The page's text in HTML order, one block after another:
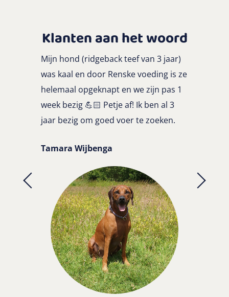
Klanten aan het woord
Mijn hond (ridgeback teef van 3 jaar)
was kaal en door Renske voeding is ze
helemaal opgeknapt en we zijn pas 1
week bezig 💪🏻 Petje af! Ik ben al 3
jaar bezig om goed voer te zoeken.
Tamara Wijbenga